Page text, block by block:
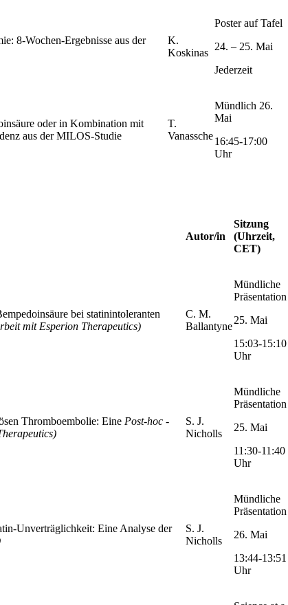
8-Wochen-Ergebnisse aus der
K.
Koskinas
Poster auf Tafel
24. – 25. Mai
Jederzeit
oder in Kombination mit
aus der MILOS-Studie
T.
Vanassche
Mündlich 26.
Mai
16:45-17:00
Uhr
Autor/in
Sitzung
(Uhrzeit,
CET)
bei statinintoleranten
mit Esperion Therapeutics)
C. M.
Ballantyne
Mündliche
Präsentation
25. Mai
15:03-15:10
Uhr
Thromboembolie: Eine Post-hoc -
S. J.
Nicholls
Mündliche
Präsentation
25. Mai
11:30-11:40
Uhr
Unverträglichkeit: Eine Analyse der
S. J.
Nicholls
Mündliche
Präsentation
26. Mai
13:44-13:51
Uhr